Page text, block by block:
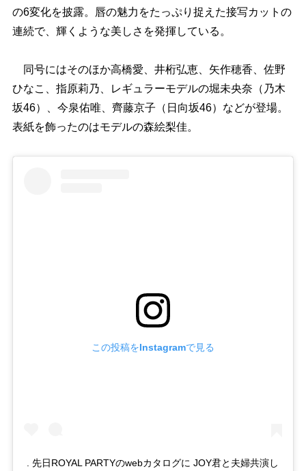
の6変化を披露。唇の魅力をたっぷり捉えた接写カットの
連続で、輝くような美しさを発揮している。
同号にはそのほか高橋愛、井桁弘恵、矢作穂香、佐野
ひなこ、指原莉乃、レギュラーモデルの堀未央奈（乃木
坂46）、今泉佑唯、齊藤京子（日向坂46）などが登場。
表紙を飾ったのはモデルの森絵梨佳。
この投稿をInstagramで見る
. 先日ROYAL PARTYのwebカタログに JOY君と夫婦共演し